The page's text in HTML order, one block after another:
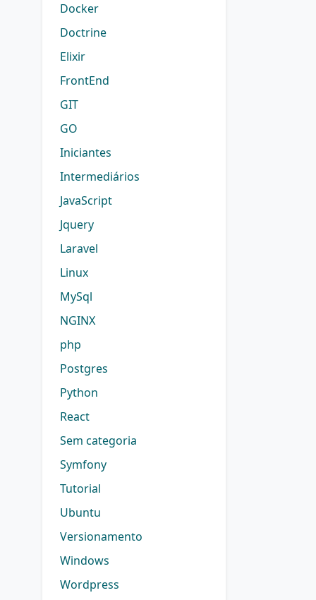
Docker
Doctrine
Elixir
FrontEnd
GIT
GO
Iniciantes
Intermediários
JavaScript
Jquery
Laravel
Linux
MySql
NGINX
php
Postgres
Python
React
Sem categoria
Symfony
Tutorial
Ubuntu
Versionamento
Windows
Wordpress